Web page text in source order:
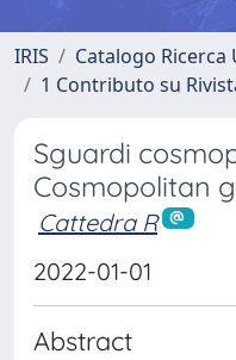
IRIS
Catalogo
1 Contributo su
Sguardi
Cosmopolitan
Cattedra R
2022-01-01
Abstract